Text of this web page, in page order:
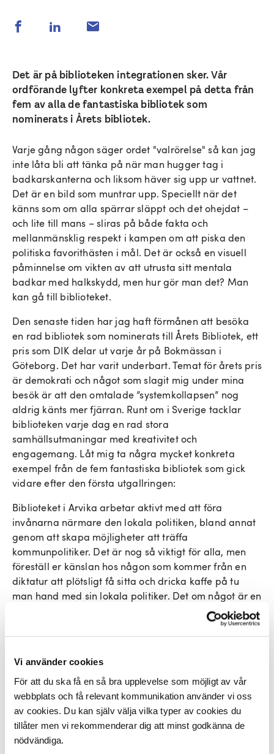
Vi använder cookies
För att du ska få en så bra upplevelse som möjligt av vår
webbplats och få relevant kommunikation använder vi oss
av cookies. Du kan själv välja vilka typer av cookies du
tillåter men vi rekommenderar dig att minst godkänna de
nödvändiga.
Det är på biblioteken integrationen sker. Vår
ordförande lyfter konkreta exempel på detta från
fem av alla de fantastiska bibliotek som
nominerats i Årets bibliotek.
Varje gång någon säger ordet "valrörelse" så kan jag
inte låta bli att tänka på när man hugger tag i
badkarskanterna och liksom häver sig upp ur vattnet.
Det är en bild som muntrar upp. Speciellt när det
känns som om alla spärrar släppt och det ohejdat –
och lite till mans – sliras på både fakta och
mellanmänsklig respekt i kampen om att piska den
politiska favorithästen i mål. Det är också en visuell
påminnelse om vikten av att utrusta sitt mentala
badkar med halkskydd, men hur gör man det? Man
kan gå till biblioteket.
Den senaste tiden har jag haft förmånen att besöka
en rad bibliotek som nominerats till Årets Bibliotek, ett
pris som DIK delar ut varje år på Bokmässan i
Göteborg. Det har varit underbart. Temat för årets pris
är demokrati och något som slagit mig under mina
besök är att den omtalade ”systemkollapsen” nog
aldrig känts mer fjärran. Runt om i Sverige tacklar
biblioteken varje dag en rad stora
samhällsutmaningar med kreativitet och
engagemang. Låt mig ta några mycket konkreta
exempel från de fem fantastiska bibliotek som gick
vidare efter den första utgallringen:
Biblioteket i Arvika arbetar aktivt med att föra
invånarna närmare den lokala politiken, bland annat
genom att skapa möjligheter att träffa
kommunpolitiker. Det är nog så viktigt för alla, men
föreställ er känslan hos någon som kommer från en
diktatur att plötsligt få sitta och dricka kaffe på tu
man hand med sin lokala politiker. Det om något är en
snabbkurs i hur den svenska demokratin fungerar när
område som bjuder på särskilda utmaningar – har
blivit en så viktig centralpunkt att många flyktingar
under den stora flyktingströmmen 2015–2016 hittade
dit redan den första eller andra dagen i Sverige. När
personalen frågade hur det kom sig att de kom just dit
fick de till svar att ”alla säger att det är till biblioteket